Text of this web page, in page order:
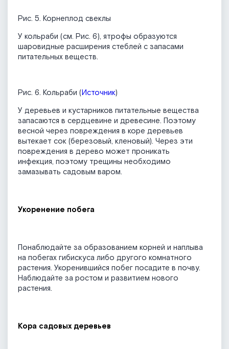
Рис. 5. Корнеплод свеклы
У кольраби (см. Рис. 6), ятрофы образуются
шаровидные расширения стеблей с запасами
питательных веществ.
Рис. 6. Кольраби (Источник)
У деревьев и кустарников питательные вещества
запасаются в сердцевине и древесине. Поэтому
весной через повреждения в коре деревьев
вытекает сок (березовый, кленовый). Через эти
повреждения в дерево может проникать
инфекция, поэтому трещины необходимо
замазывать садовым варом.
Укоренение побега
Понаблюдайте за образованием корней и наплыва
на побегах гибискуса либо другого комнатного
растения. Укоренившийся побег посадите в почву.
Наблюдайте за ростом и развитием нового
растения.
Кора садовых деревьев